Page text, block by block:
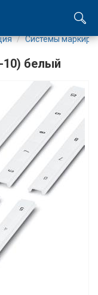
Системы
10) белый